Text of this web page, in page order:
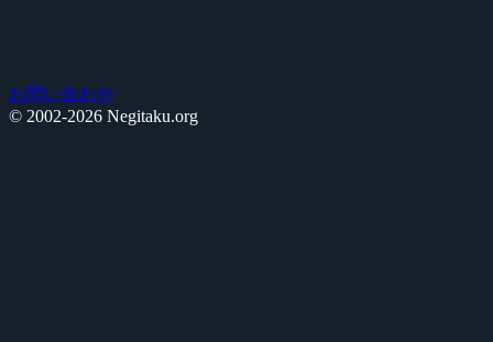
お問い合わせ
© 2002-2026 Negitaku.org